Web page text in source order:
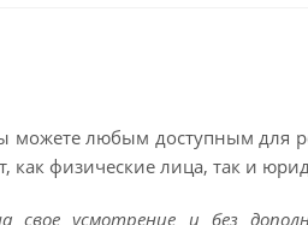
можете любым доступным для
как физические лица, так и
свое усмотрение и без